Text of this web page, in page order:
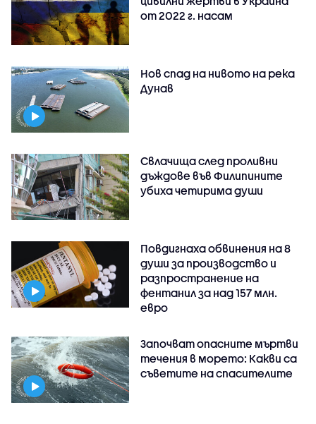
от 2022 г. насам
Нов спад на нивото на река
Дунав
Свлачища след проливни
дъждове във Филипините
убиха четирима души
Повдигнаха обвинения на 8
души за производство и
разпространение на
фентанил за над 157 млн.
евро
Започват опасните мъртви
течения в морето: Какви са
съветите на спасителите